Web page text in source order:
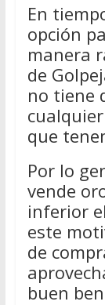
En
opción
manera
de
no tiene
que
Por lo
vende
inferior
este
de
buen